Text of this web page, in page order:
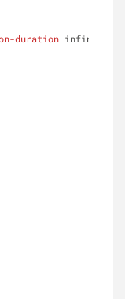
duration infinite